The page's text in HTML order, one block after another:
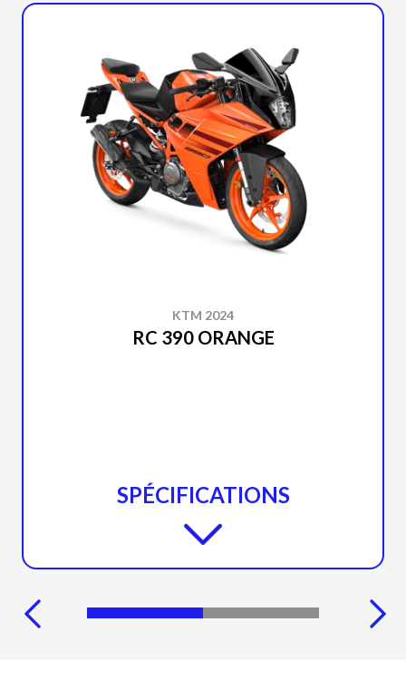
KTM 2024
RC 390 ORANGE
SPÉCIFICATIONS